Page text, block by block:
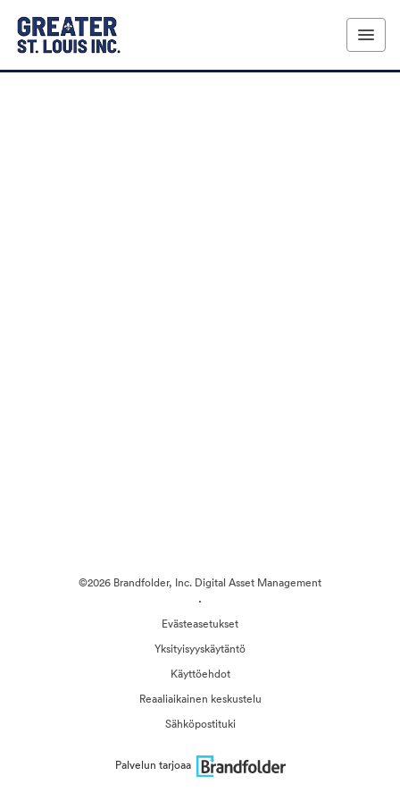
©2026 Brandfolder, Inc. Digital Asset Management
·
Evästeasetukset
Yksityisyyskäytäntö
Käyttöehdot
Reaaliaikainen keskustelu
Sähköpostituki
Palvelun tarjoaa